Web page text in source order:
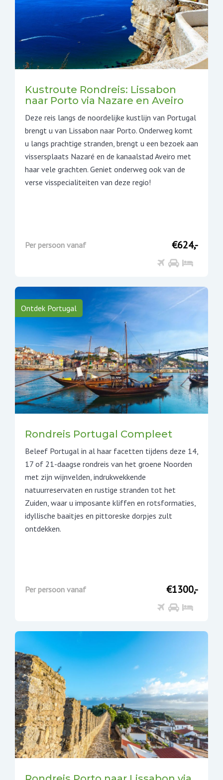
Kustroute Rondreis: Lissabon
naar Porto via Nazare en Aveiro
Deze reis langs de noordelijke kustlijn van Portugal
brengt u van Lissabon naar Porto. Onderweg komt
u langs prachtige stranden, brengt u een bezoek aan
vissersplaats Nazaré en de kanaalstad Aveiro met
haar vele grachten. Geniet onderweg ook van de
verse visspecialiteiten van deze regio!
Per persoon vanaf €624,-
Ontdek Portugal
Rondreis Portugal Compleet
Beleef Portugal in al haar facetten tijdens deze 14,
17 of 21-daagse rondreis van het groene Noorden
met zijn wijnvelden, indrukwekkende
natuurreservaten en rustige stranden tot het
Zuiden, waar u imposante kliffen en rotsformaties,
idyllische baaitjes en pittoreske dorpjes zult
ontdekken.
Per persoon vanaf €1300,-